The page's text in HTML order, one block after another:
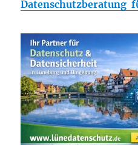
Datenschutzberatung